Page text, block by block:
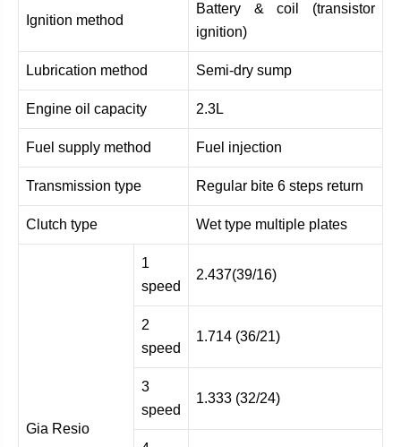
Ignition method
Battery & coil (transistor
ignition)
Lubrication method Semi-dry sump
Engine oil capacity 2.3L
Fuel supply method Fuel injection
Transmission type Regular bite 6 steps return
Clutch type Wet type multiple plates
Gia Resio
1
speed
2.437(39/16)
2
speed
1.714 (36/21)
3
speed
1.333 (32/24)